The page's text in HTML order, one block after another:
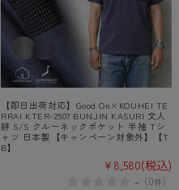
【即日出荷対応】Good On×KOUHEI TE
RRAI KTER-2507 BUNJIN KASURI 文人
絣 S/S クルーネックポケット 半袖 Tシ
ャツ 日本製【キャンペーン対象外】【T
B】
¥8,580(税込)
- （0件）